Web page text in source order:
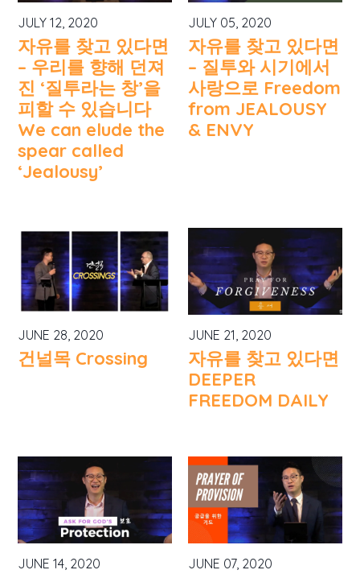
JULY 12, 2020
자유를 찾고 있다면
– 우리를 향해 던져
진 ‘질투라는 창’을
피할 수 있습니다
We can elude the
spear called
‘Jealousy’
JULY 05, 2020
자유를 찾고 있다면
– 질투와 시기에서
사랑으로 Freedom
from JEALOUSY
& ENVY
JUNE 28, 2020
건널목 Crossing
JUNE 21, 2020
자유를 찾고 있다면
DEEPER
FREEDOM DAILY
JUNE 14, 2020 JUNE 07, 2020